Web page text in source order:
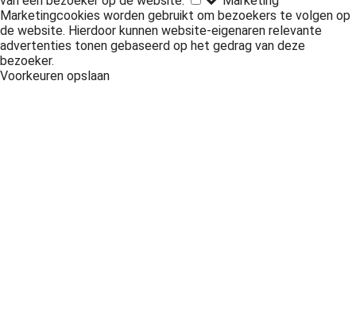
Marketingcookies worden gebruikt om bezoekers te volgen op
de website. Hierdoor kunnen website-eigenaren relevante
advertenties tonen gebaseerd op het gedrag van deze
bezoeker.
Voorkeuren opslaan